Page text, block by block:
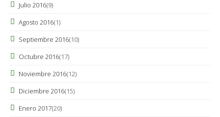
Julio 2016(9)
Agosto 2016(1)
Septiembre 2016(10)
Octubre 2016(17)
Noviembre 2016(12)
Diciembre 2016(15)
Enero 2017(20)